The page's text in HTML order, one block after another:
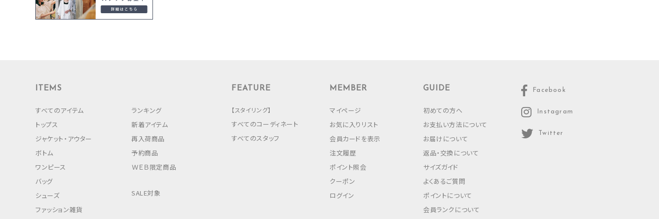
ITEMS
すべてのアイテム
トップス
ジャケット・アウター
ボトム
ワンピース
バッグ
シューズ
ファッション雑貨
ランキング
新着アイテム
再入荷商品
予約商品
ＷＥＢ限定商品
SALE対象
FEATURE
【スタイリング】
すべてのコーディネート
すべてのスタッフ
MEMBER
マイページ
お気に入りリスト
会員カードを表示
注文履歴
ポイント照会
クーポン
ログイン
GUIDE
初めての方へ
お支払い方法について
お届けについて
返品・交換について
サイズガイド
よくあるご質問
ポイントについて
会員ランクについて
Facebook
Instagram
Twitter